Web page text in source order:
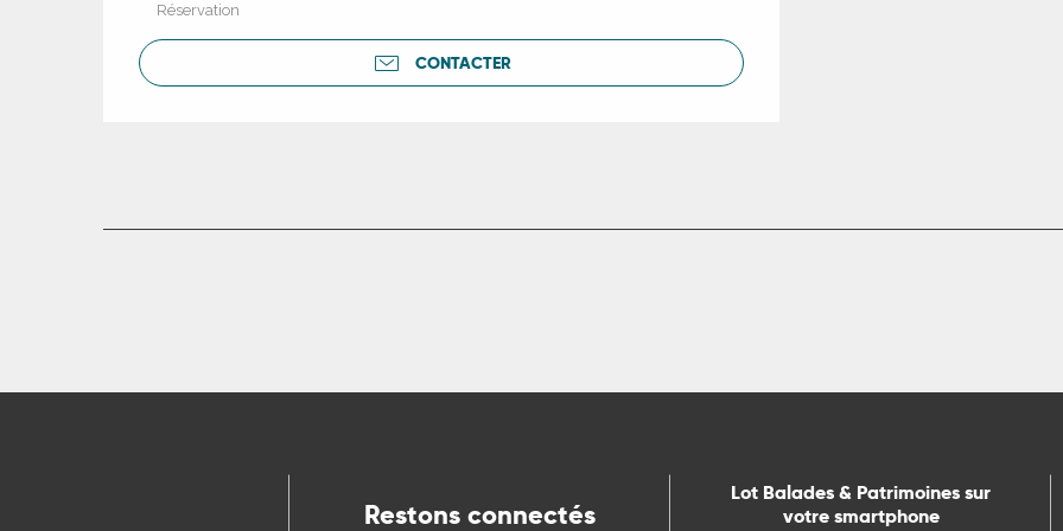
Réservation
CONTACTER
Restons connectés
Lot Balades & Patrimoines sur
votre smartphone